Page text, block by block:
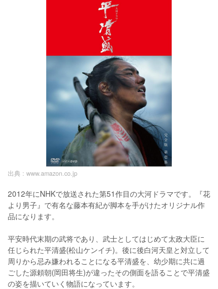
出典 : www.amazon.co.jp
2012年にNHKで放送された第51作目の大河ドラマです。『花
より男子』で有名な藤本有紀が脚本を手がけたオリジナル作
品になります。
平安時代末期の武将であり、武士としてはじめて太政大臣に
任じられた平清盛(松山ケンイチ)。後に後白河天皇と対立して
周りから忌み嫌われることになる平清盛を、幼少期に共に過
ごした源頼朝(岡田将生)が違ったその側面を語ることで平清盛
の姿を描いていく物語になっています。